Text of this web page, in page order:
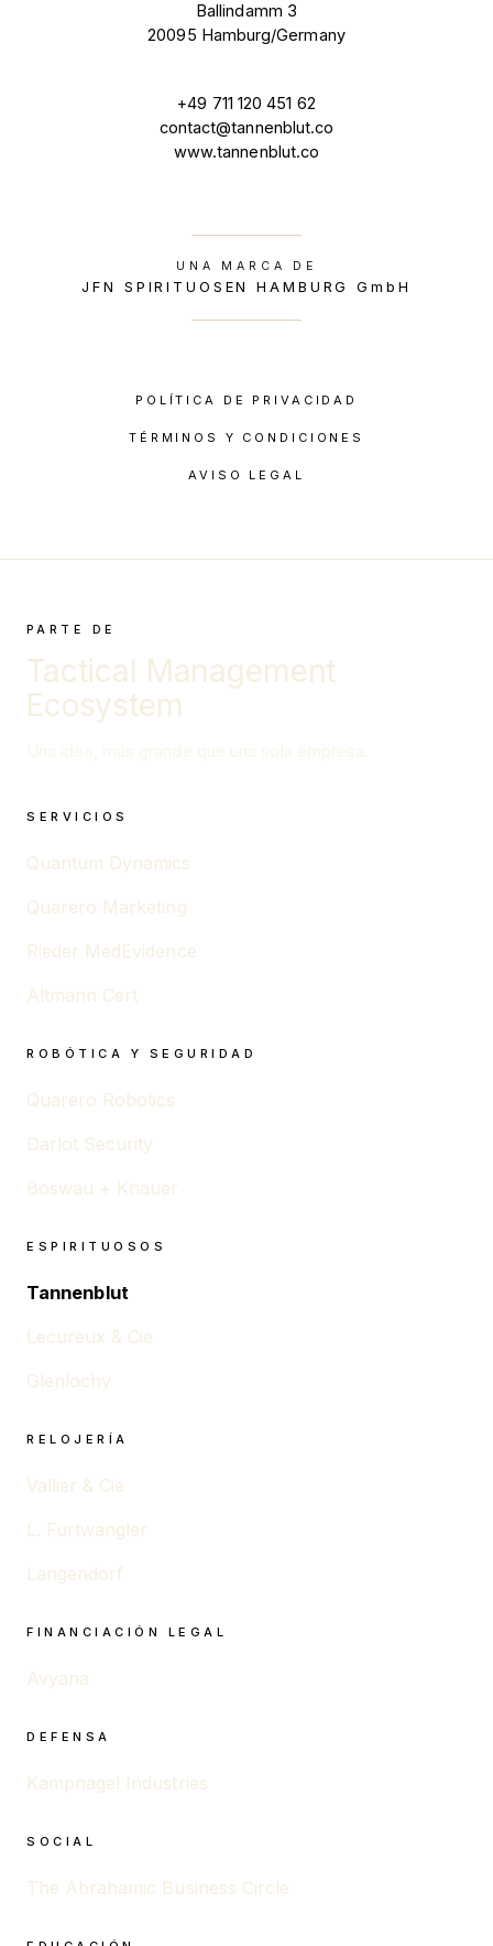
Ballindamm 3
20095 Hamburg/Germany
+49 711 120 451 62
contact@tannenblut.co
www.tannenblut.co
UNA MARCA DE
JFN SPIRITUOSEN HAMBURG GmbH
POLÍTICA DE PRIVACIDAD
TÉRMINOS Y CONDICIONES
AVISO LEGAL
PARTE DE
Tactical Management
Ecosystem
SERVICIOS
Quantum Dynamics
Quarero Marketing
Rieder MedEvidence
Altmann Cert
ROBÓTICA Y SEGURIDAD
Quarero Robotics
Darlot Security
Boswau + Knauer
ESPIRITUOSOS
Tannenblut
Lecureux & Cie
Glenlochy
RELOJERÍA
Vallier & Cie
L. Furtwängler
Langendorf
FINANCIACIÓN LEGAL
Avyana
DEFENSA
Kampnagel Industries
SOCIAL
The Abrahamic Business Circle